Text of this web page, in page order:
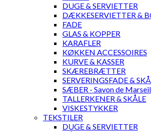
DUGE & SERVIETTER
DÆKKESERVIETTER &
FADE
GLAS & KOPPER
KARAFLER
KØKKEN ACCESSOIRES
KURVE & KASSER
SKÆREBRÆTTER
SERVERINGSFADE &
SÆBER - Savon de
TALLERKENER & SKÅLE
VISKESTYKKER
TEKSTILER
DUGE & SERVIETTER